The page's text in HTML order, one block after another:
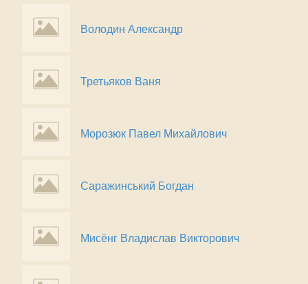
Володин Александр
Третьяков Ваня
Морозюк Павел Михайлович
Саражинський Богдан
Мисёнг Владислав Викторович